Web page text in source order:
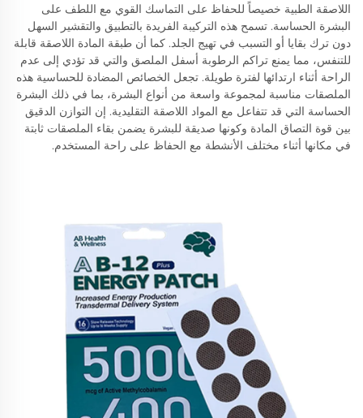
اللاصقة الطبية خصيصاً للحفاظ على التماسك القوي مع اللطف على
البشرة الحساسة. تسمح هذه التركيبة الفريدة بالتطبيق والتقشير السهل
دون ترك بقايا أو التسبب في تهيج الجلد. كما أن طبقة المادة اللاصقة قابلة
للتنفس، مما يمنع تراكم الرطوبة أسفل الملصق والتي قد تؤدي إلى عدم
الراحة أثناء ارتدائها لفترة طويلة. تجعل الخصائص المضادة للحساسية هذه
الملصقات مناسبة لمجموعة واسعة من أنواع البشرة، بما في ذلك البشرة
الحساسة التي قد تتفاعل مع المواد اللاصقة التقليدية. إن التوازن الدقيق
بين قوة التصاق المادة وكونها صديقة للبشرة يضمن بقاء الملصقات ثابتة
في مكانها أثناء مختلف الأنشطة مع الحفاظ على راحة المستخدم.